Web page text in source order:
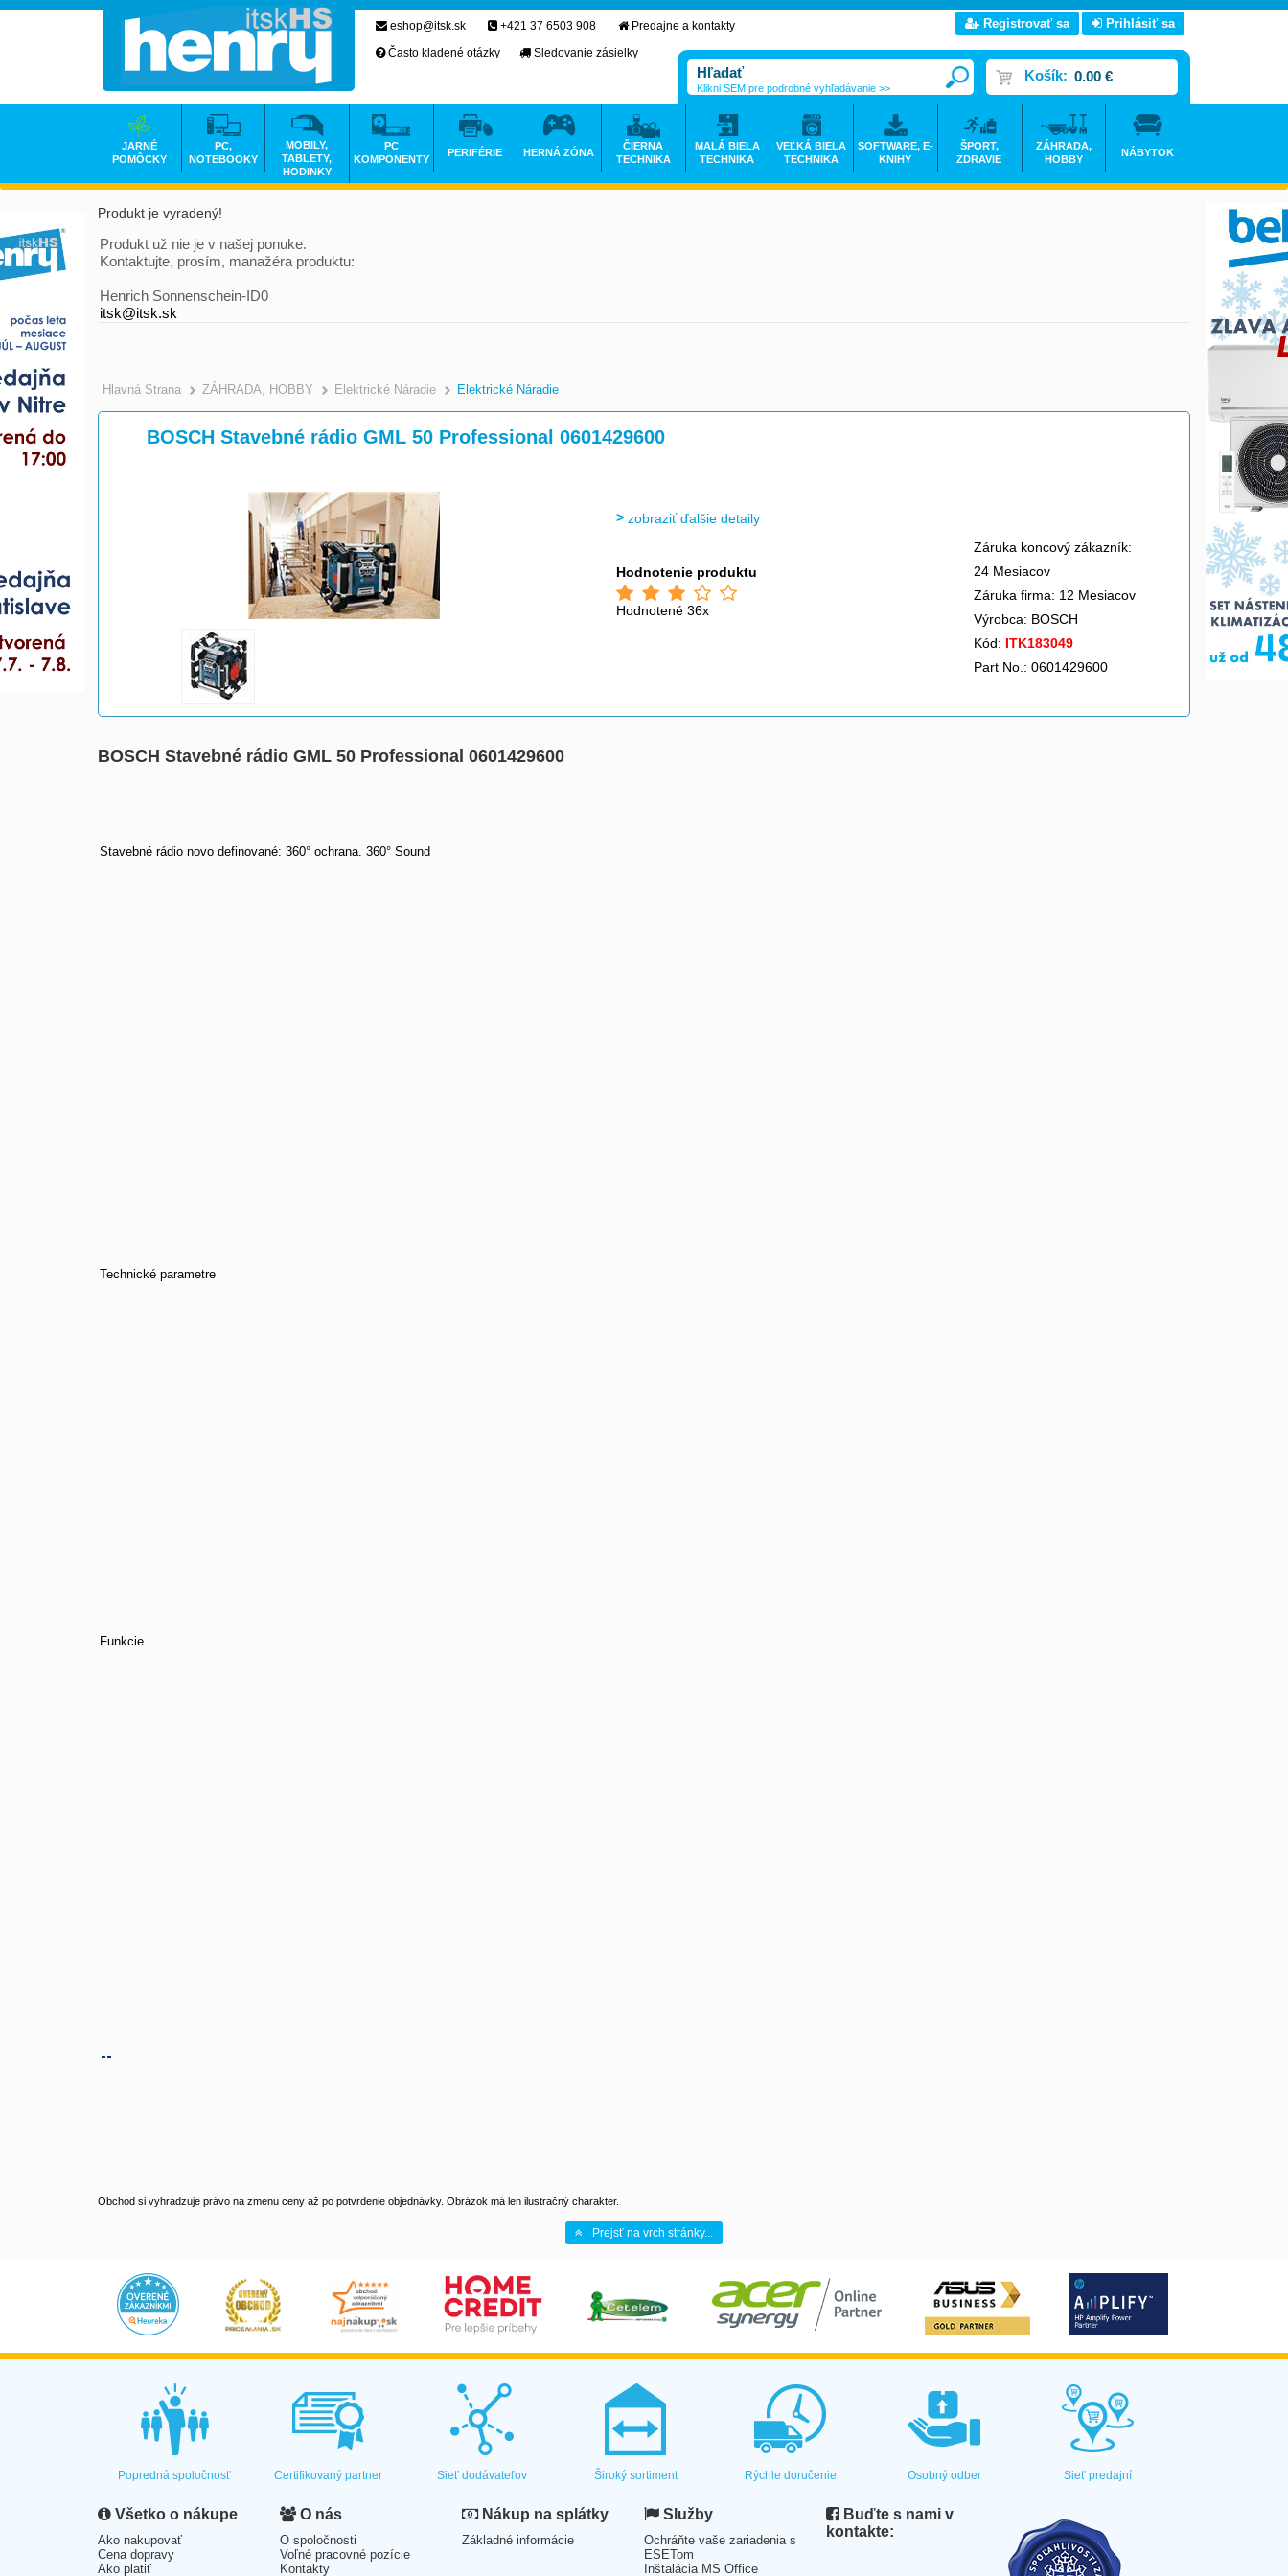
Produkt je vyradený!
Produkt už nie je v našej ponuke.
Kontaktujte, prosím, manažéra produktu:
Henrich Sonnenschein-ID0
itsk@itsk.sk
Hlavná Strana >
ZÁHRADA, HOBBY >
Elektrické Náradie >
Elektrické Náradie
BOSCH Stavebné rádio GML 50 Professional 0601429600
zobraziť ďalšie detaily
Hodnotenie produktu
Hodnotené 36x
Záruka koncový zákazník:
24 Mesiacov
Záruka firma: 12 Mesiacov
Výrobca: BOSCH
Kód: ITK183049
Part No.: 0601429600
BOSCH Stavebné rádio GML 50 Professional 0601429600
Stavebné rádio novo definované: 360° ochrana. 360° Sound
Technické parametre
Funkcie
Obchod si vyhradzuje právo na zmenu ceny až po potvrdenie objednávky. Obrázok má len ilustračný charakter.
Prejsť na vrch stránky...
eshop@itsk.sk +421 37 6503 908
Predajne a kontakty
Často kladené otázky
Sledovanie zásielky
Registrovať sa Prihlásiť sa
Košík: 0.00 €
Klikni SEM pre podrobné vyhľadávanie >>
JARNÉ
POMÔCKY
PC,
NOTEBOOKY
MOBILY,
TABLETY,
HODINKY
PC
KOMPONENTY
PERIFÉRIE HERNÁ ZÓNA
ČIERNA
TECHNIKA
MALÁ BIELA
TECHNIKA
VEĽKÁ BIELA
TECHNIKA
SOFTWARE, E-
KNIHY
ŠPORT,
ZDRAVIE
ZÁHRADA,
HOBBY
NÁBYTOK
Popredná spoločnosť Certifikovaný partner Sieť dodávateľov Široký sortiment Rýchle doručenie Osobný odber Sieť predajní
Všetko o nákupe
Ako nakupovať
Cena dopravy
Ako platiť
O nás
O spoločnosti
Voľné pracovné pozície
Kontakty
Nákup na splátky
Základné informácie
Služby
Ochráňte vaše zariadenia s
ESETom
Inštalácia MS Office
Buďte s nami v
kontakte: